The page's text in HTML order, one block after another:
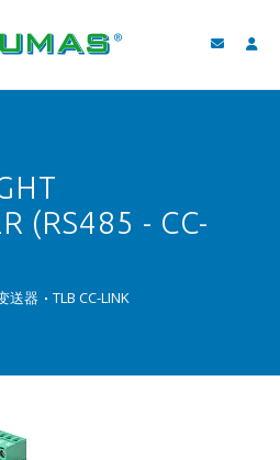
(RS485 - CC-
送器 TLB CC-LINK